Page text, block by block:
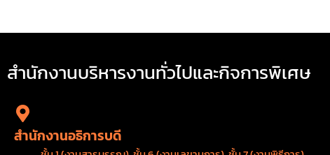
สำนักงานบริหารงานทั่วไปและกิจการพิเศษ
สำนักงานอธิการบดี